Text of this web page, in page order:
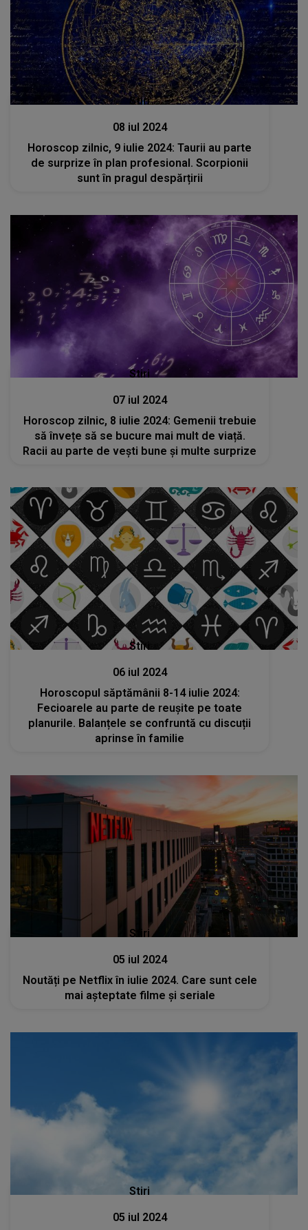
Stiri
08 iul 2024
Horoscop zilnic, 9 iulie 2024: Taurii au parte
de surprize în plan profesional. Scorpionii
sunt în pragul despărțirii
Stiri
07 iul 2024
Horoscop zilnic, 8 iulie 2024: Gemenii trebuie
să învețe să se bucure mai mult de viață.
Racii au parte de vești bune și multe surprize
Stiri
06 iul 2024
Horoscopul săptămânii 8-14 iulie 2024:
Fecioarele au parte de reușite pe toate
planurile. Balanțele se confruntă cu discuții
aprinse în familie
Stiri
05 iul 2024
Noutăți pe Netflix în iulie 2024. Care sunt cele
mai așteptate filme și seriale
Stiri
05 iul 2024